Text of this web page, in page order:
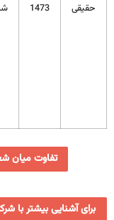
حقیقی 1473
تفاوت میان
برای آشنایی بیشتر با